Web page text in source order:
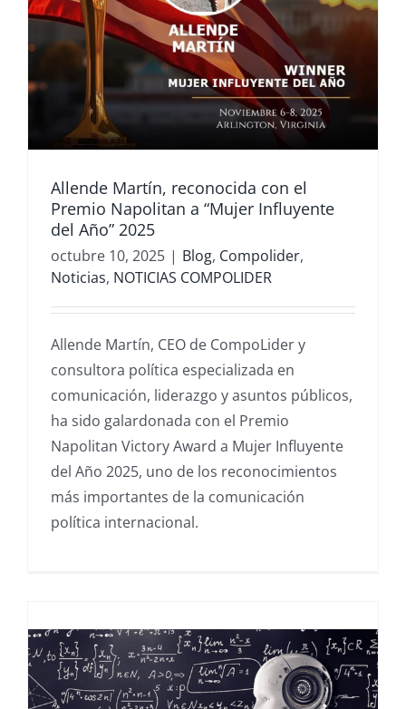
Allende Martín, reconocida con el
Premio Napolitan a “Mujer Influyente
del Año” 2025
octubre 10, 2025 | Blog, Compolider,
Noticias, NOTICIAS COMPOLIDER
Allende Martín, CEO de CompoLider y
consultora política especializada en
comunicación, liderazgo y asuntos públicos,
ha sido galardonada con el Premio
Napolitan Victory Award a Mujer Influyente
del Año 2025, uno de los reconocimientos
más importantes de la comunicación
política internacional.